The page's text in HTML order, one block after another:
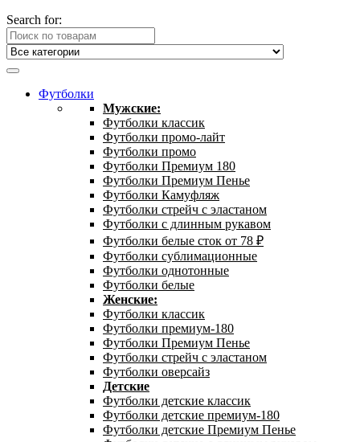
Search for:
Футболки
Мужские:
Футболки классик
Футболки промо-лайт
Футболки промо
Футболки Премиум 180
Футболки Премиум Пенье
Футболки Камуфляж
Футболки стрейч с эластаном
Футболки с длинным рукавом
Футболки белые сток от 78 ₽
Футболки сублимационные
Футболки однотонные
Футболки белые
Женские:
Футболки классик
Футболки премиум-180
Футболки Премиум Пенье
Футболки стрейч с эластаном
Футболки оверсайз
Детские
Футболки детские классик
Футболки детские премиум-180
Футболки детские Премиум Пенье